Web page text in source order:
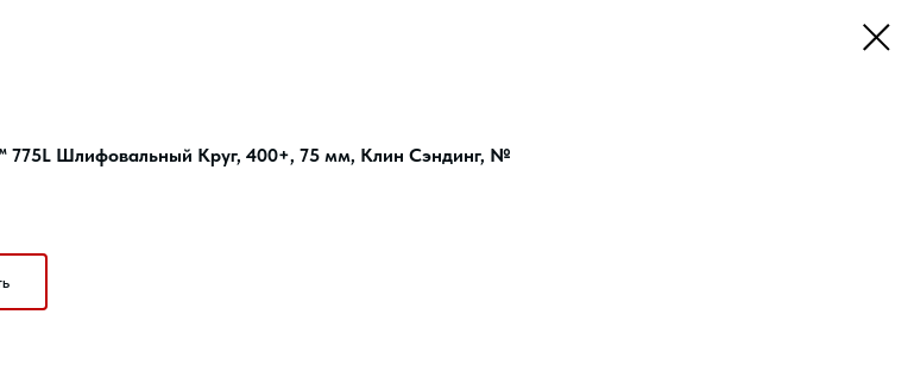
Шлифовальный Круг, 400+, 75 мм, Клин Сэндинг, №